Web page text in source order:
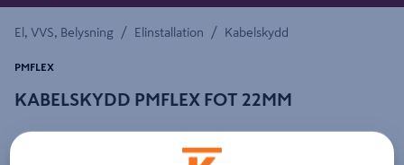
El, VVS, Belysning / Elinstallation / Kabelskydd
KABELSKYDD PMFLEX FOT 22MM
PMFLEX
Detaljerad beskrivning finns i produktbeskrivningsområdet